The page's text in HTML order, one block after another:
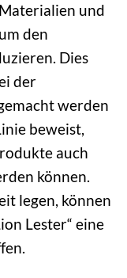
und
den
Dies
der
werden
beweist,
auch
können.
legen, können
Lester“ eine